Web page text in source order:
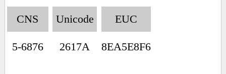
CNS
5-6876
Unicode
2617A
EUC
8EA5E8F6